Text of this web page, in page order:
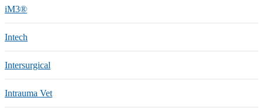
iM3®️
Intech
Intersurgical
Intrauma Vet